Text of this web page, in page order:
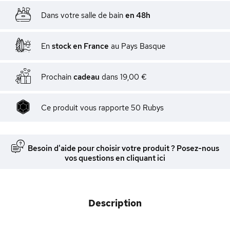
Dans votre salle de bain en 48h
En stock en France au Pays Basque
Prochain cadeau dans 19,00 €
Ce produit vous rapporte 50 Rubys
Besoin d'aide pour choisir votre produit ? Posez-nous
vos questions en cliquant ici
Description